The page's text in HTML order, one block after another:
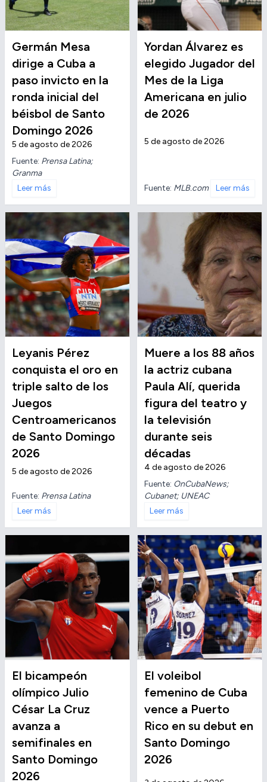
Germán Mesa
dirige a Cuba a
paso invicto en la
ronda inicial del
béisbol de Santo
Domingo 2026
5 de agosto de 2026
Fuente: Prensa Latina;
Granma
Leer más
Yordan Álvarez es
elegido Jugador del
Mes de la Liga
Americana en julio
de 2026
5 de agosto de 2026
Fuente: MLB.com Leer más
Leyanis Pérez
conquista el oro en
triple salto de los
Juegos
Centroamericanos
de Santo Domingo
2026
5 de agosto de 2026
Fuente: Prensa Latina
Leer más
Muere a los 88 años
la actriz cubana
Paula Alí, querida
figura del teatro y
la televisión
durante seis
décadas
4 de agosto de 2026
Fuente: OnCubaNews;
Cubanet; UNEAC
Leer más
El bicampeón
olímpico Julio
César La Cruz
avanza a
semifinales en
Santo Domingo
2026
El voleibol
femenino de Cuba
vence a Puerto
Rico en su debut en
Santo Domingo
2026